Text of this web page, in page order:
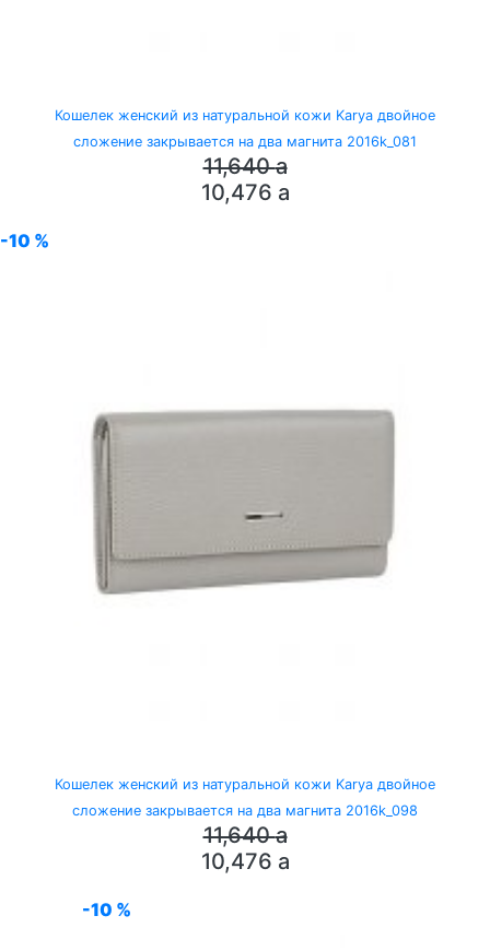
Кошелек женский из натуральной кожи Karya двойное
сложение закрывается на два магнита 2016k_081
11,640a
10,476 a
-10 %
Кошелек женский из натуральной кожи Karya двойное
сложение закрывается на два магнита 2016k_098
11,640a
10,476 a
-10 %